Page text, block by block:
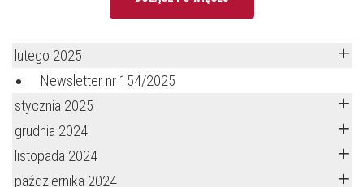
lutego 2025
Newsletter nr 154/2025
stycznia 2025
grudnia 2024
listopada 2024
października 2024